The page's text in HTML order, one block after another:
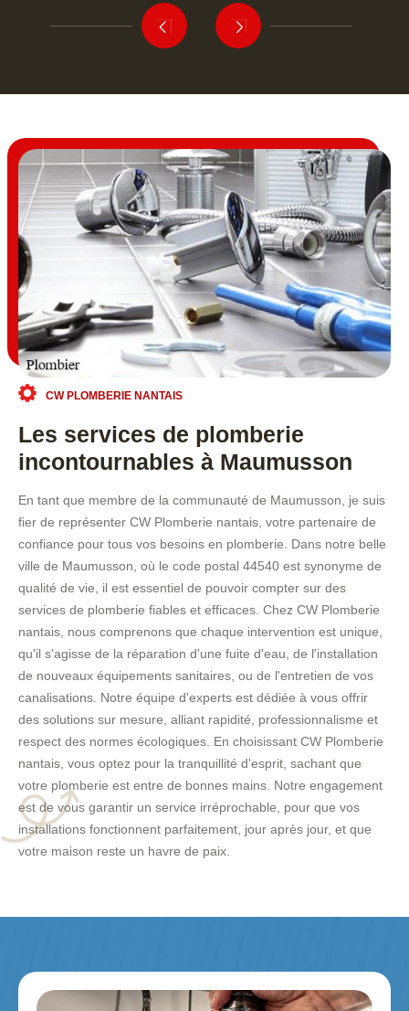
CW PLOMBERIE NANTAIS
Les services de plomberie
incontournables à Maumusson
En tant que membre de la communauté de Maumusson, je suis
fier de représenter CW Plomberie nantais, votre partenaire de
confiance pour tous vos besoins en plomberie. Dans notre belle
ville de Maumusson, où le code postal 44540 est synonyme de
qualité de vie, il est essentiel de pouvoir compter sur des
services de plomberie fiables et efficaces. Chez CW Plomberie
nantais, nous comprenons que chaque intervention est unique,
qu'il s'agisse de la réparation d'une fuite d'eau, de l'installation
de nouveaux équipements sanitaires, ou de l'entretien de vos
canalisations. Notre équipe d'experts est dédiée à vous offrir
des solutions sur mesure, alliant rapidité, professionnalisme et
respect des normes écologiques. En choisissant CW Plomberie
nantais, vous optez pour la tranquillité d'esprit, sachant que
votre plomberie est entre de bonnes mains. Notre engagement
est de vous garantir un service irréprochable, pour que vos
installations fonctionnent parfaitement, jour après jour, et que
votre maison reste un havre de paix.